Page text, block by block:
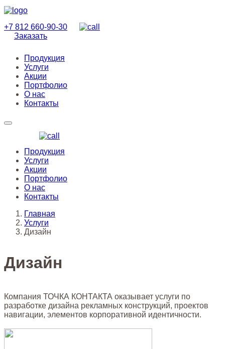
+7 812 660-90-30
Заказать
Продукция
Услуги
Акции
Портфолио
О нас
Контакты
Продукция
Услуги
Акции
Портфолио
О нас
Контакты
Главная
Услуги
Дизайн
Дизайн
Компания ТОЧКА КОНТАКТА оказывает услуги по
разработке дизайна рекламных конструкций, проектов
навигации, элементов корпоративной идентичности.